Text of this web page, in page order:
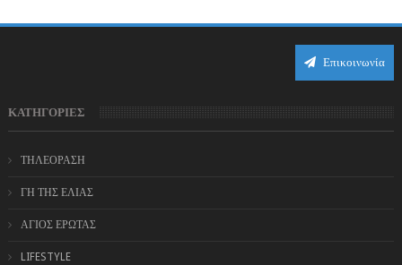
Επικοινωνία
ΚΑΤΗΓΟΡΙΕΣ
ΤΗΛΕΟΡΑΣΗ
ΓΗ ΤΗΣ ΕΛΙΑΣ
ΑΓΙΟΣ ΕΡΩΤΑΣ
LIFESTYLE